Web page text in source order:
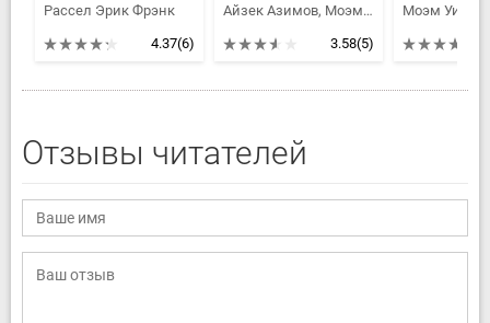
Рассел Эрик Фрэнк
4.37(6)
Айзек Азимов, Моэм Уильям Сомерсет, Гаррисон Гарри, Рассел Эрик Фрэнк, Саймак Клиффорд Дональд, Андерсон Пол Уильям, Нивен Ларри Лоренс ван Котт Нивен, Брэкетт Ли Дуглас, Ван Вогт Альфред Элтон, Шмиц Джеймс Генри, Каттнер Генри, Говард Роберт Ирвин, Гордон Джон, Порджес Артур, Янг Роберт Франклин
3.58(5)
Отзывы читателей